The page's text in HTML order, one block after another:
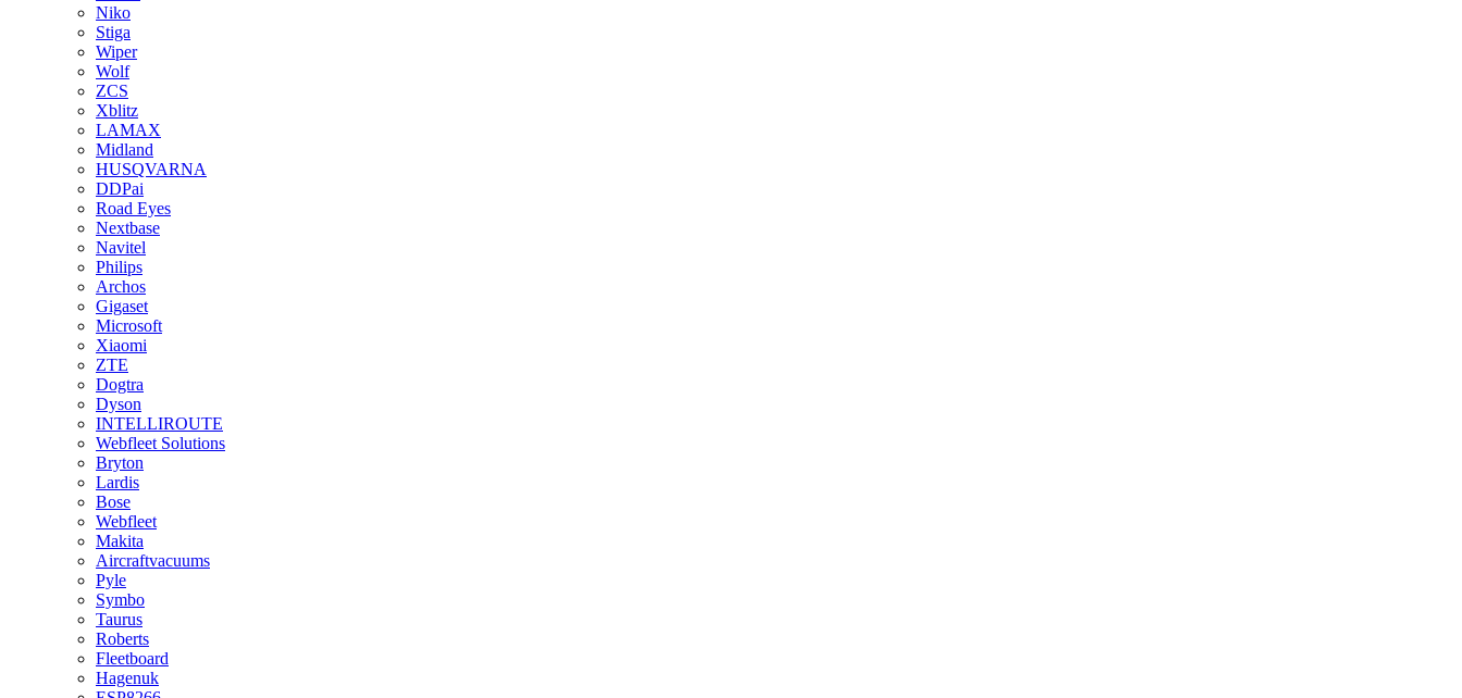
Niko
Stiga
Wiper
Wolf
ZCS
Xblitz
LAMAX
Midland
HUSQVARNA
DDPai
Road Eyes
Nextbase
Navitel
Philips
Archos
Gigaset
Microsoft
Xiaomi
ZTE
Dogtra
Dyson
INTELLIROUTE
Webfleet Solutions
Bryton
Lardis
Bose
Webfleet
Makita
Aircraftvacuums
Pyle
Symbo
Taurus
Roberts
Fleetboard
Hagenuk